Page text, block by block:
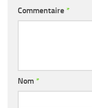
Commentaire *
Nom *